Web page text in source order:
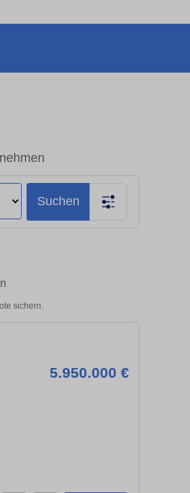
Suchen
sichern.
5.950.000 €